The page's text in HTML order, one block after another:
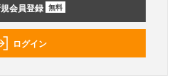
会員登録 無料
ログイン